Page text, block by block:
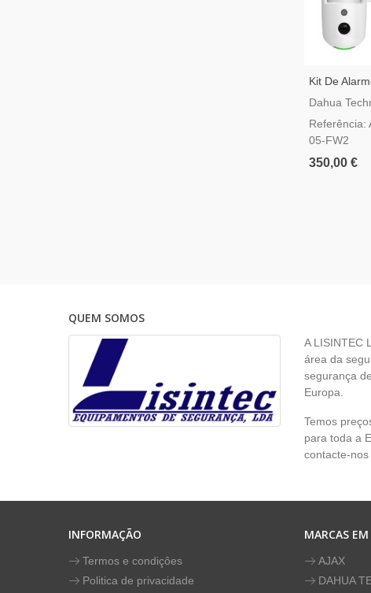
Kit De
ART-
Dahua
Referência:
05-FW2
350,00 €
QUEM SOMOS
A LISINTEC
área da
segurança
Europa.
Temos
para toda a
contacte-
INFORMAÇÃO
Termos e condiçôes
Politica de privacidade
MARCAS
AJAX
DAHUA